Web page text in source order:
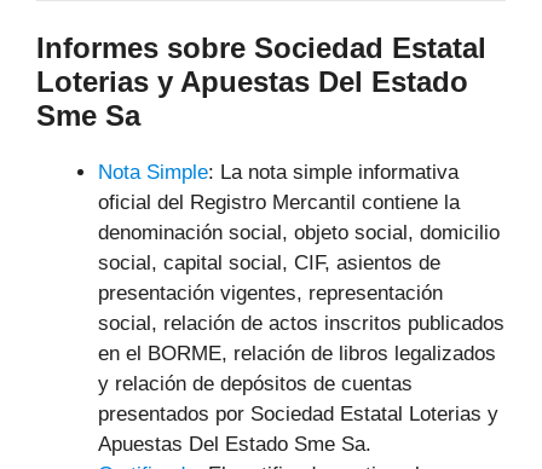
Informes sobre Sociedad Estatal
Loterias y Apuestas Del Estado
Sme Sa
Nota Simple: La nota simple informativa
oficial del Registro Mercantil contiene la
denominación social, objeto social, domicilio
social, capital social, CIF, asientos de
presentación vigentes, representación
social, relación de actos inscritos publicados
en el BORME, relación de libros legalizados
y relación de depósitos de cuentas
presentados por Sociedad Estatal Loterias y
Apuestas Del Estado Sme Sa.